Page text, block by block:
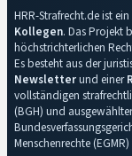
HRR-Strafrecht.de ist
Kollegen. Das Projekt
höchstrichterlichen
Es besteht aus der
Newsletterund einer
vollständigen
(BGH) und
Menschenrechte